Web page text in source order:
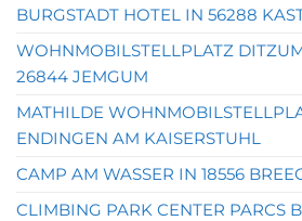
BURGSTADT HOTEL IN 56288
WOHNMOBILSTELLPLATZ
26844 JEMGUM
MATHILDE
ENDINGEN AM KAISERSTUHL
CAMP AM WASSER IN 18556
CLIMBING PARK CENTER PARCS